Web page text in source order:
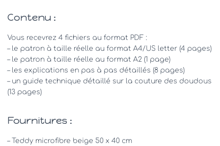
Contenu :
Vous recevrez 4 fichiers au format PDF :
– le patron à taille réelle au format A4/US letter (4 pages)
– le patron à taille réelle au format A2 (1 page)
– les explications en pas à pas détaillés (8 pages)
– un guide technique détaillé sur la couture des doudous
(13 pages)
Fournitures :
– Teddy microfibre beige 50 x 40 cm